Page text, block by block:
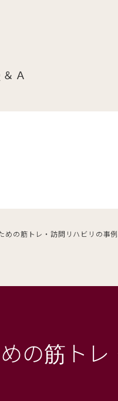
＆Ａ
めの筋トレ・訪問リハビリの事
の筋トレ